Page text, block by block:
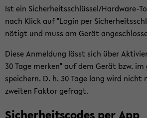
Ist ein Si­cher­heits­schlüs­sel/Hardware-​
nach Klick auf "Login per
nö­tigt und muss am Gerät
Diese An­mel­dung lässt sich über
30 Tage mer­ken" auf dem Gerät bzw.
spei­chern. D. h. 30 Tage lang wird nicht
zwei­ten Fak­tor ge­fragt.